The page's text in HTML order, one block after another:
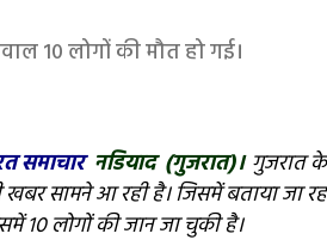
10 लोगों की मौत हो गई।
समाचार नडियाद (गुजरात)। गुजरात
सामने आ रही है। जिसमें बताया जा
10 लोगों की जान जा चुकी है।